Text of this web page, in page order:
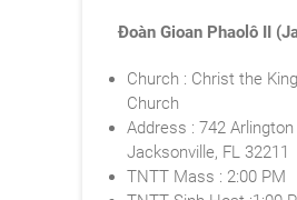
Đoàn Gioan Phaolô II
Church : Christ the
Church
Address : 742 Arlington
Jacksonville, FL 32211
TNTT Mass : 2:00 PM